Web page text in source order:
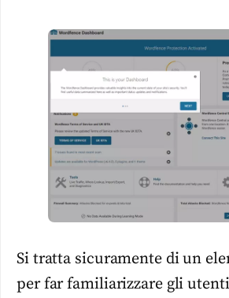
Si tratta sicuramente di un
per far familiarizzare gli